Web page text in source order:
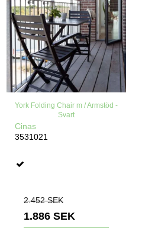
York Folding Chair m / Armstöd -
Svart
Cinas
3531021
2.452 SEK
1.886 SEK